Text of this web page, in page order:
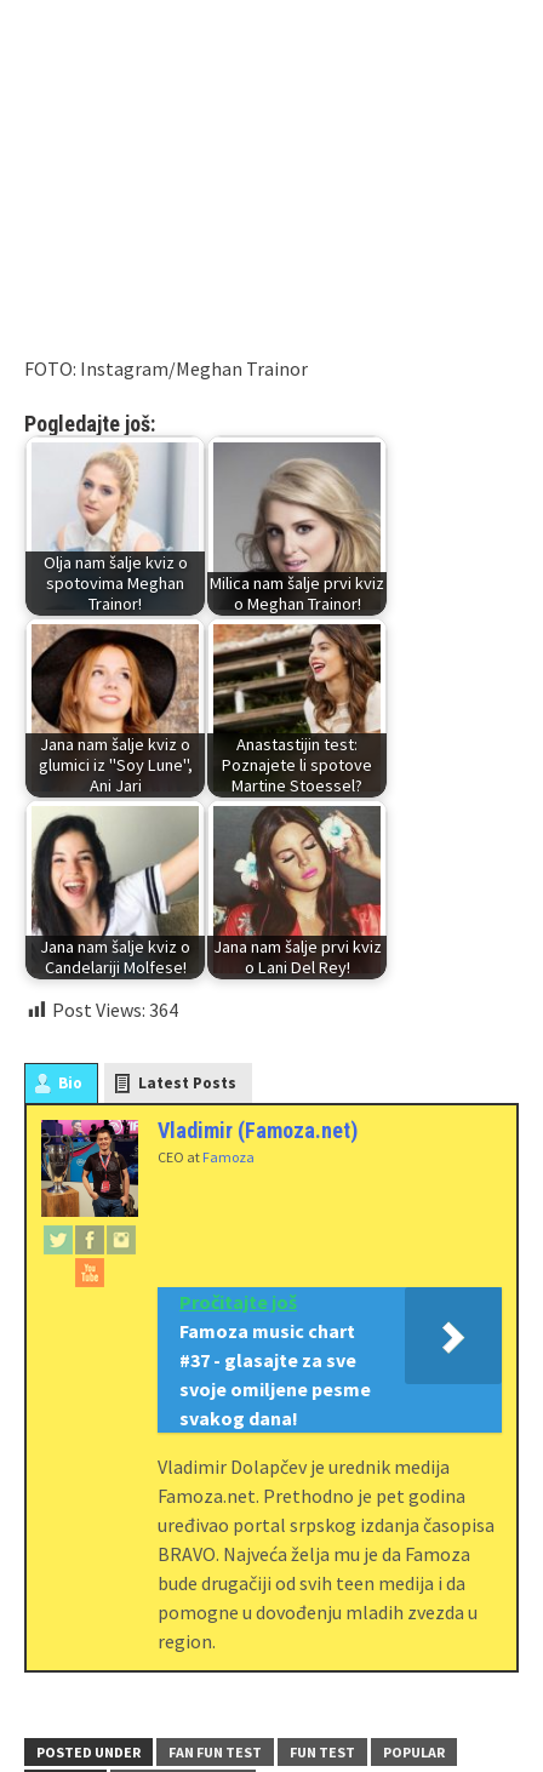
FOTO: Instagram/Meghan Trainor
Pogledajte još:
Olja nam šalje kviz o
spotovima Meghan
Trainor!
Milica nam šalje prvi kviz
o Meghan Trainor!
Jana nam šalje kviz o
glumici iz "Soy Lune",
Ani Jari
Anastastijin test:
Poznajete li spotove
Martine Stoessel?
Jana nam šalje kviz o
Candelariji Molfese!
Jana nam šalje prvi kviz
o Lani Del Rey!
Post Views: 364
Bio Latest Posts
Vladimir (Famoza.net)
CEO at Famoza
Pročitajte još
Famoza music chart
#37 - glasajte za sve
svoje omiljene pesme
svakog dana!
Vladimir Dolapčev je urednik medija
Famoza.net. Prethodno je pet godina
uređivao portal srpskog izdanja časopisa
BRAVO. Najveća želja mu je da Famoza
bude drugačiji od svih teen medija i da
pomogne u dovođenju mladih zvezda u
region.
POSTED UNDER FAN FUN TEST FUN TEST
POPULAR